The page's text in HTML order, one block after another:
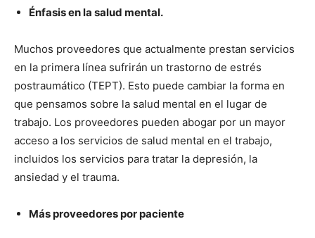
Énfasis en la salud mental.
Muchos proveedores que actualmente prestan servicios
en la primera línea sufrirán un trastorno de estrés
postraumático (TEPT). Esto puede cambiar la forma en
que pensamos sobre la salud mental en el lugar de
trabajo. Los proveedores pueden abogar por un mayor
acceso a los servicios de salud mental en el trabajo,
incluidos los servicios para tratar la depresión, la
ansiedad y el trauma.
Más proveedores por paciente